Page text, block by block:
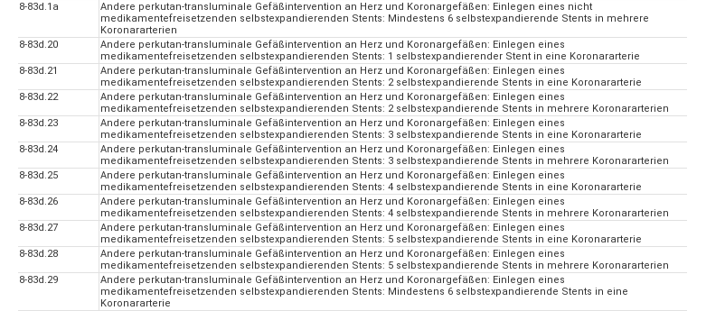
8-83d.1a
Andere perkutan-transluminale Gefäßintervention an Herz und Koronargefäßen: Einlegen eines nicht
medikamentefreisetzenden selbstexpandierenden Stents: Mindestens 6 selbstexpandierende Stents in mehrere
Koronararterien
8-83d.20
Andere perkutan-transluminale Gefäßintervention an Herz und Koronargefäßen: Einlegen eines
medikamentefreisetzenden selbstexpandierenden Stents: 1 selbstexpandierender Stent in eine Koronararterie
8-83d.21
Andere perkutan-transluminale Gefäßintervention an Herz und Koronargefäßen: Einlegen eines
medikamentefreisetzenden selbstexpandierenden Stents: 2 selbstexpandierende Stents in eine Koronararterie
8-83d.22
Andere perkutan-transluminale Gefäßintervention an Herz und Koronargefäßen: Einlegen eines
medikamentefreisetzenden selbstexpandierenden Stents: 2 selbstexpandierende Stents in mehrere Koronararterien
8-83d.23
Andere perkutan-transluminale Gefäßintervention an Herz und Koronargefäßen: Einlegen eines
medikamentefreisetzenden selbstexpandierenden Stents: 3 selbstexpandierende Stents in eine Koronararterie
8-83d.24
Andere perkutan-transluminale Gefäßintervention an Herz und Koronargefäßen: Einlegen eines
medikamentefreisetzenden selbstexpandierenden Stents: 3 selbstexpandierende Stents in mehrere Koronararterien
8-83d.25
Andere perkutan-transluminale Gefäßintervention an Herz und Koronargefäßen: Einlegen eines
medikamentefreisetzenden selbstexpandierenden Stents: 4 selbstexpandierende Stents in eine Koronararterie
8-83d.26
Andere perkutan-transluminale Gefäßintervention an Herz und Koronargefäßen: Einlegen eines
medikamentefreisetzenden selbstexpandierenden Stents: 4 selbstexpandierende Stents in mehrere Koronararterien
8-83d.27
Andere perkutan-transluminale Gefäßintervention an Herz und Koronargefäßen: Einlegen eines
medikamentefreisetzenden selbstexpandierenden Stents: 5 selbstexpandierende Stents in eine Koronararterie
8-83d.28
Andere perkutan-transluminale Gefäßintervention an Herz und Koronargefäßen: Einlegen eines
medikamentefreisetzenden selbstexpandierenden Stents: 5 selbstexpandierende Stents in mehrere Koronararterien
8-83d.29
Andere perkutan-transluminale Gefäßintervention an Herz und Koronargefäßen: Einlegen eines
medikamentefreisetzenden selbstexpandierenden Stents: Mindestens 6 selbstexpandierende Stents in eine
Koronararterie